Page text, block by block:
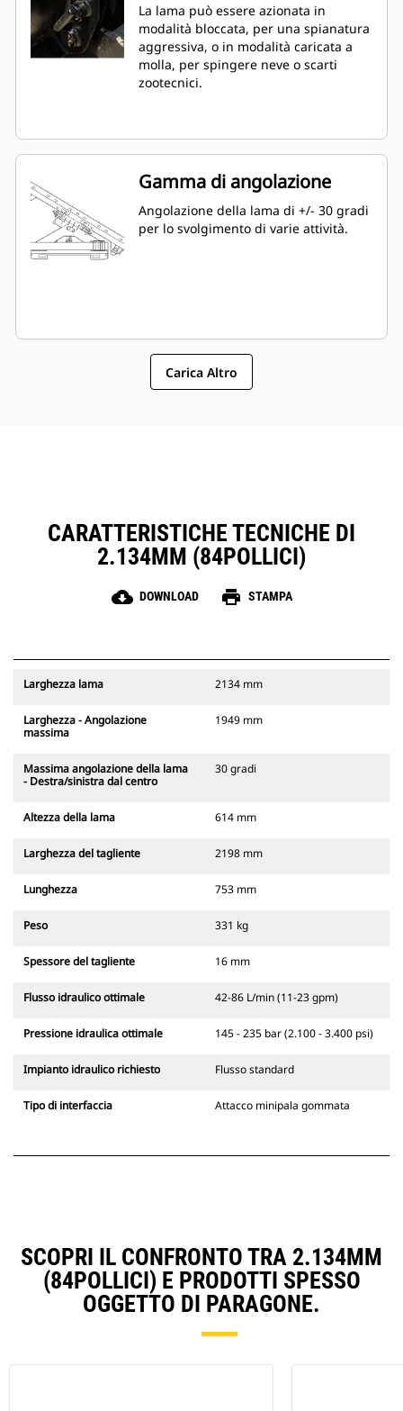
La lama può essere azionata in
modalità bloccata, per una spianatura
aggressiva, o in modalità caricata a
molla, per spingere neve o scarti
zootecnici.
Gamma di angolazione
Angolazione della lama di +/- 30 gradi
per lo svolgimento di varie attività.
Carica Altro
CARATTERISTICHE TECNICHE DI
2.134MM (84POLLICI)
cloud_download DOWNLOAD print STAMPA
Larghezza lama 2134 mm
Larghezza - Angolazione
massima
1949 mm
Massima angolazione della lama
- Destra/sinistra dal centro
30 gradi
Altezza della lama 614 mm
Larghezza del tagliente 2198 mm
Lunghezza 753 mm
Peso 331 kg
Spessore del tagliente 16 mm
Flusso idraulico ottimale 42-86 L/min (11-23 gpm)
Pressione idraulica ottimale 145 - 235 bar (2.100 - 3.400 psi)
Impianto idraulico richiesto Flusso standard
Tipo di interfaccia Attacco minipala gommata
SCOPRI IL CONFRONTO TRA 2.134MM
(84POLLICI) E PRODOTTI SPESSO
OGGETTO DI PARAGONE.